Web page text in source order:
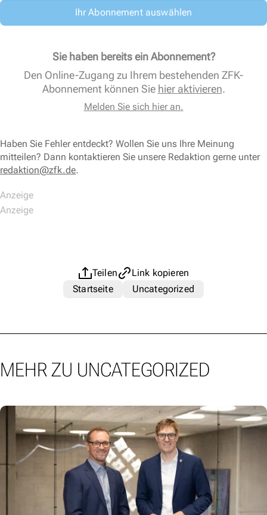
Ihr Abonnement auswählen
Sie haben bereits ein Abonnement?
Den Online-Zugang zu Ihrem bestehenden ZFK-
Abonnement können Sie hier aktivieren.
Melden Sie sich hier an.
Haben Sie Fehler entdeckt? Wollen Sie uns Ihre Meinung
mitteilen? Dann kontaktieren Sie unsere Redaktion gerne unter
redaktion@zfk.de.
Teilen
Link kopieren
Startseite
Uncategorized
MEHR ZU UNCATEGORIZED